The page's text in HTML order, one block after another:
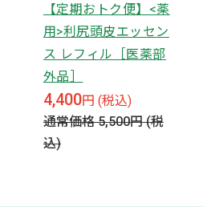
【定期おトク便】<薬
用>利尻頭皮エッセン
ス レフィル［医薬部
外品］
4,400円 (税込)
通常価格 5,500円 (税
込)